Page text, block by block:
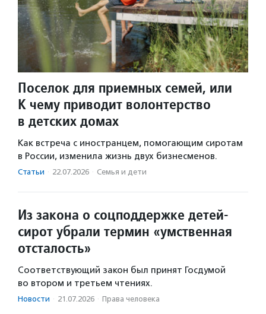
Поселок для приемных семей, или
К чему приводит волонтерство
в детских домах
Как встреча с иностранцем, помогающим сиротам
в России, изменила жизнь двух бизнесменов.
Статьи · 22.07.2026 · Семья и дети
Из закона о соцподдержке детей-
сирот убрали термин «умственная
отсталость»
Соответствующий закон был принят Госдумой
во втором и третьем чтениях.
Новости · 21.07.2026 · Права человека